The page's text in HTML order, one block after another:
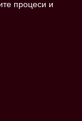
процеси и